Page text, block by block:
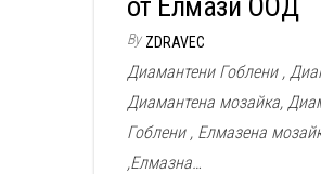
By ZDRAVEC
Диамантени Гоблени ,
Диамантена мозайка,
Гоблени , Елмазена
,Елмазна…